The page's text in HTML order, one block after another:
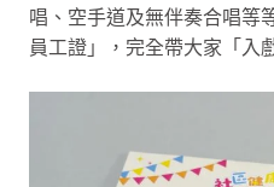
唱、空手道及無伴奏合唱等
員工證」，完全帶大家「入